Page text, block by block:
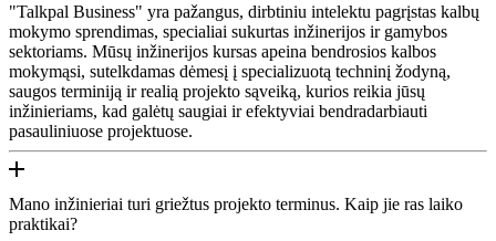
"Talkpal Business" yra pažangus, dirbtiniu intelektu pagrįstas kalbų
mokymo sprendimas, specialiai sukurtas inžinerijos ir gamybos
sektoriams. Mūsų inžinerijos kursas apeina bendrosios kalbos
mokymąsi, sutelkdamas dėmesį į specializuotą techninį žodyną,
saugos terminiją ir realią projekto sąveiką, kurios reikia jūsų
inžinieriams, kad galėtų saugiai ir efektyviai bendradarbiauti
pasauliniuose projektuose.
Mano inžinieriai turi griežtus projekto terminus. Kaip jie ras laiko
praktikai?